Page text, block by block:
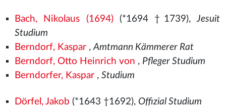
Bach, Nikolaus (1694)(*1694 †1739),Jesuit
Studium
Berndorf, Kaspar,Amtmann Kämmerer Rat
Berndorf, Otto Heinrich von , Pfleger Studium
Berndorfer, Kaspar, Studium
Dörfel, Jakob (*1643 †1692), Offizial Studium